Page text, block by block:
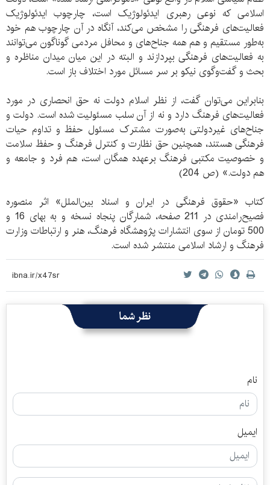
اسلامی که نوعی رهبری ایدئولوژیک است، چارچوب ایدئولوژیک
فعالیت‌های فرهنگی را مشخص می‌کند، آنگاه در آن چارچوب هم خود
به‌طور مستقیم و هم همه جناح‌های و محافل مردمی گوناگون می‌توانند
به فعالیت‌های فرهنگی بپردازند و البته در این میان میدان مناظره و
بحث و گفت‌وگوی نیکو بر سر مسائل مورد اختلاف باز است.
بنابراین می‌توان گفت، از نظر اسلام دولت نه حق انحصاری در مورد
فعالیت‌های فرهنگ دارد و نه از آن سلب مسئولیت شده است. دولت و
جناح‌های غیردولتی به‌صورت مشترک مسئول حفظ و تداوم حیات
فرهنگی هستند، همچنین حق نظارت و کنترل فرهنگ و حفظ سلامت
و خصوصیت مکتبی فرهنگ برعهده همگان است، هم فرد و جامعه و
هم دولت.» (ص 204)
کتاب «حقوق فرهنگی در ایران و اسناد بین‌الملل» اثر منصوره
فصیح‌رامندی در 211 صفحه، شمارگان پنجاه نسخه و به بهای 16 و
500 تومان از سوی انتشارات پژوهشگاه فرهنگ، هنر و ارتباطات وزارت
فرهنگ و ارشاد اسلامی منتشر شده است.
نظر شما
نام
ایمیل